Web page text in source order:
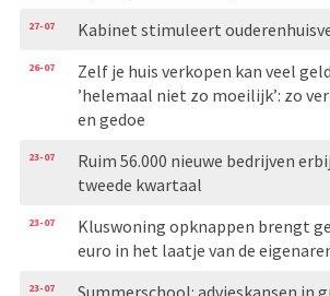
27-07 Kabinet stimuleert
26-07
Zelf je huis verkopen kan veel
’helemaal niet zo moeilijk’: zo
en gedoe
23-07
Ruim 56.000 nieuwe bedrijven
tweede kwartaal
23-07
Kluswoning opknappen brengt
euro in het laatje van de
23-07
Summerschool: advieskansen in